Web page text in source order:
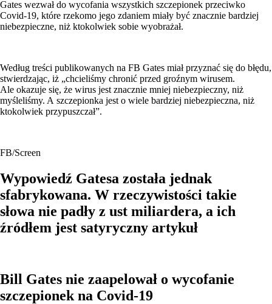
Gates wezwał do wycofania wszystkich szczepionek przeciwko
Covid-19, które rzekomo jego zdaniem miały być znacznie bardziej
niebezpieczne, niż ktokolwiek sobie wyobrażał.
Według treści publikowanych na FB Gates miał przyznać się do błędu,
stwierdzając, iż „chcieliśmy chronić przed groźnym wirusem.
Ale okazuje się, że wirus jest znacznie mniej niebezpieczny, niż
myśleliśmy. A szczepionka jest o wiele bardziej niebezpieczna, niż
ktokolwiek przypuszczał”.
FB/Screen
Wypowiedź Gatesa została jednak
sfabrykowana. W rzeczywistości takie
słowa nie padły z ust miliardera, a ich
źródłem jest satyryczny artykuł
Bill Gates nie zaapelował o wycofanie
szczepionek na Covid-19